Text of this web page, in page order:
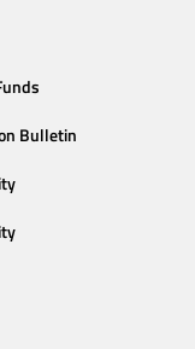
Bulletin